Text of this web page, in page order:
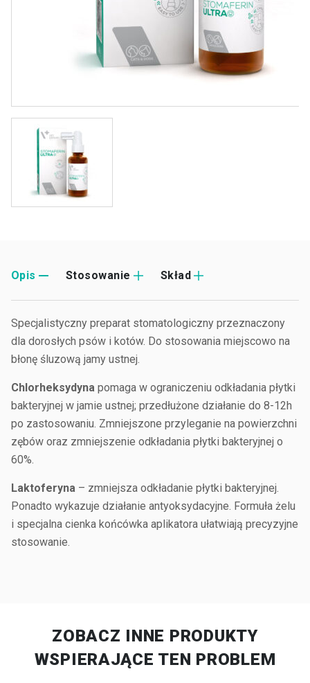
Opis Stosowanie Skład
Specjalistyczny preparat stomatologiczny przeznaczony
dla dorosłych psów i kotów. Do stosowania miejscowo na
błonę śluzową jamy ustnej.
Chlorheksydyna pomaga w ograniczeniu odkładania płytki
bakteryjnej w jamie ustnej; przedłużone działanie do 8-12h
po zastosowaniu. Zmniejszone przyleganie na powierzchni
zębów oraz zmniejszenie odkładania płytki bakteryjnej o
60%.
Laktoferyna – zmniejsza odkładanie płytki bakteryjnej.
Ponadto wykazuje działanie antyoksydacyjne. Formuła żelu
i specjalna cienka końcówka aplikatora ułatwiają precyzyjne
stosowanie.
ZOBACZ INNE PRODUKTY
WSPIERAJĄCE TEN PROBLEM